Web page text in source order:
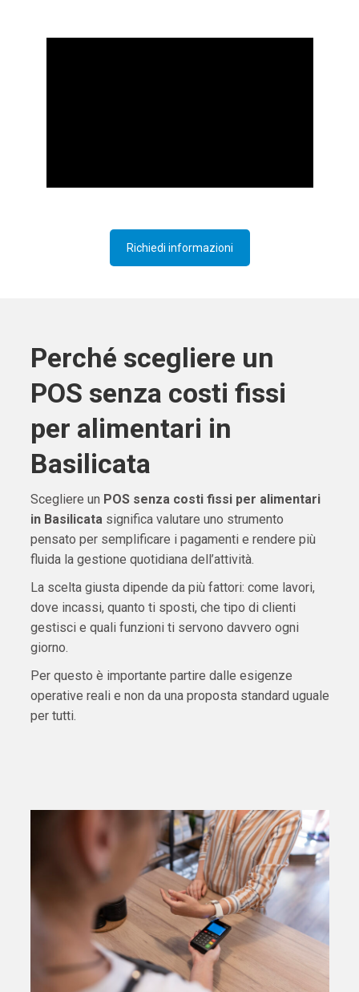
Richiedi informazioni
Perché scegliere un
POS senza costi fissi
per alimentari in
Basilicata
Scegliere un POS senza costi fissi per alimentari
in Basilicatasignifica valutare uno strumento
pensato per semplificare i pagamenti e rendere più
fluida la gestione quotidiana dell’attività.
La scelta giusta dipende da più fattori: come lavori,
dove incassi, quanto ti sposti, che tipo di clienti
gestisci e quali funzioni ti servono davvero ogni
giorno.
Per questo è importante partire dalle esigenze
operative reali e non da una proposta standard uguale
per tutti.